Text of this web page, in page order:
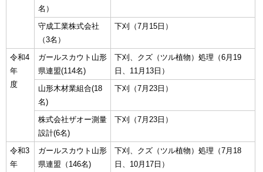
名）
守成工業株式会社
（3名）
下刈（7月15日）
令和4
年
度
ガールスカウト山形
県連盟(114名)
下刈、クズ（ツル植物）処理（6月19
日、11月13日）
山形木材業組合(18
名)
下刈（7月23日）
株式会社ザオー測量
設計(6名)
下刈（7月23日）
令和3
年
ガールスカウト山形
県連盟（146名)
下刈、クズ（ツル植物）処理（7月18
日、10月17日）